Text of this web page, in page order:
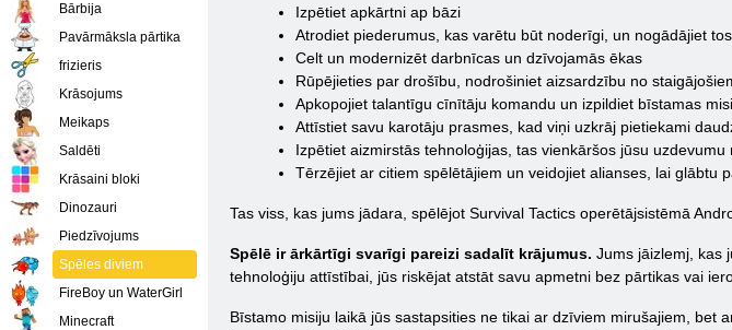
Izpētiet apkārtni ap bāzi
Atrodiet piederumus, kas varētu būt noderīgi, un nogādājiet
Celt un modernizēt darbnīcas un dzīvojamās ēkas
Rūpējieties par drošību, nodrošiniet aizsardzību no
Apkopojiet talantīgu cīnītāju komandu un izpildiet bīstamas
Attīstiet savu karotāju prasmes, kad viņi uzkrāj pietiekami
Izpētiet aizmirstās tehnoloģijas, tas vienkāršos jūsu uzdevumu
Tērzējiet ar citiem spēlētājiem un veidojiet alianses, lai glābtu
Tas viss, kas jums jādara, spēlējot Survival Tactics operētājsistēmā
Spēlē ir ārkārtīgi svarīgi pareizi sadalīt krājumus. Jums jāizlemj, kas
tehnoloģiju attīstībai, jūs riskējat atstāt savu apmetni bez pārtikas vai
Bīstamo misiju laikā jūs sastapsities ne tikai ar dzīviem mirušajiem,
Bārbija
Pavārmāksla pārtika
frizieris
Krāsojums
Meikaps
Saldēti
Krāsaini bloki
Dinozauri
Piedzīvojums
Spēles diviem
FireBoy un WaterGirl
Minecraft